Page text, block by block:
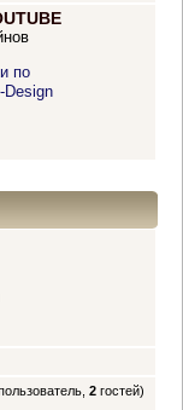
по
Design
2 гостей)